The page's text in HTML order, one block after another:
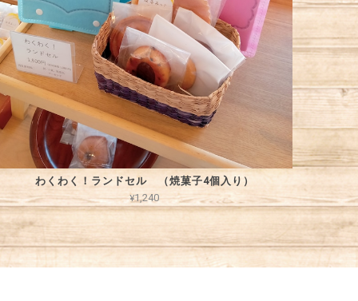
わくわく！ランドセル （焼菓子4個入り）
¥1,240